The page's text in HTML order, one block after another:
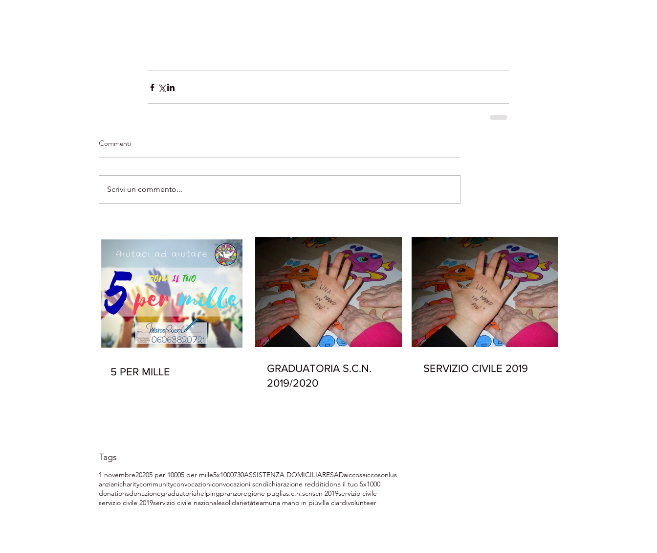
5 PER MILLE
GRADUATORIA S.C.N.
2019/2020
SERVIZIO CIVILE 2019
Tags
1 novembre20205 per 10005 per mille5x1000730ASSISTENZA DOMICILIARESADaiccosaiccosonlus
anzianicharitycommunityconvocazioniconvocazioni scndichiarazione redditidona il tuo 5x1000
donationsdonazionegraduatoriahelpingpranzoregione puglias.c.n.scnscn 2019servizio civile
servizio civile 2019servizio civile nazionalesolidarietàteamuna mano in piùvilla ciardivolunteer
Commenti
Scrivi un commento...